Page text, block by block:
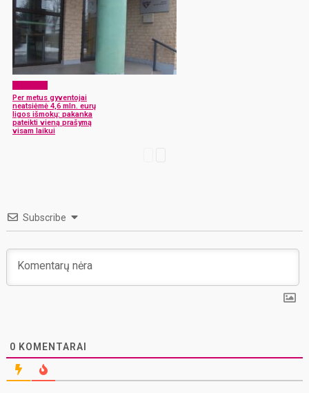
Per metus gyventojai
neatsiėmė 4,6 mln. eurų
ligos išmokų: pakanka
pateikti vieną prašymą
visam laikui
Subscribe
0 KOMENTARAI